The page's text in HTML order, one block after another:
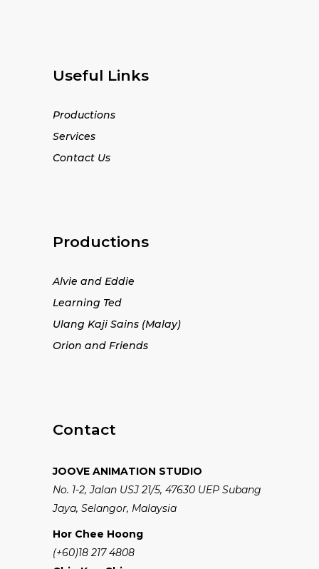
Useful Links
Productions
Services
Contact Us
Productions
Alvie and Eddie
Learning Ted
Ulang Kaji Sains (Malay)
Orion and Friends
Contact
JOOVE ANIMATION STUDIO
No. 1-2, Jalan USJ 21/5, 47630 UEP Subang
Jaya, Selangor, Malaysia
Hor Chee Hoong
(+60)18 217 4808